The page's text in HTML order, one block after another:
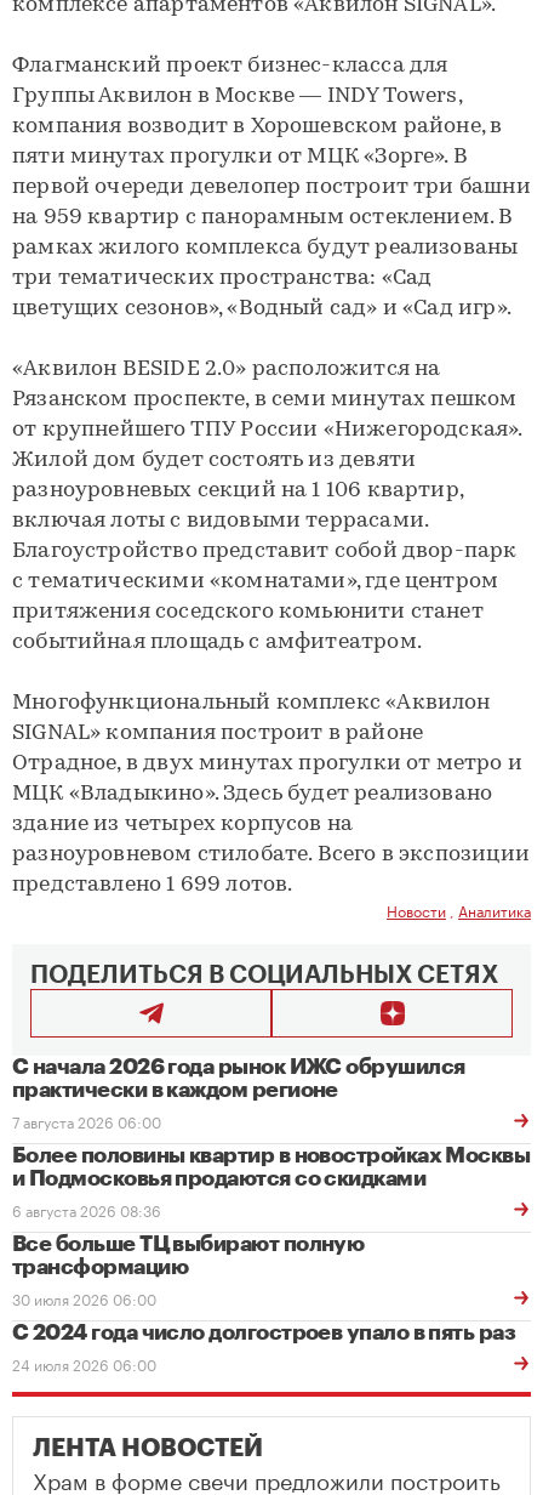
комплексе апартаментов «Аквилон SIGNAL».
Флагманский проект бизнес-класса для
Группы Аквилон в Москве — INDY Towers,
компания возводит в Хорошевском районе, в
пяти минутах прогулки от МЦК «Зорге». В
первой очереди девелопер построит три башни
на 959 квартир с панорамным остеклением. В
рамках жилого комплекса будут реализованы
три тематических пространства: «Сад
цветущих сезонов», «Водный сад» и «Сад игр».
«Аквилон BESIDE 2.0» расположится на
Рязанском проспекте, в семи минутах пешком
от крупнейшего ТПУ России «Нижегородская».
Жилой дом будет состоять из девяти
разноуровневых секций на 1 106 квартир,
включая лоты с видовыми террасами.
Благоустройство представит собой двор-парк
с тематическими «комнатами», где центром
притяжения соседского комьюнити станет
событийная площадь с амфитеатром.
Многофункциональный комплекс «Аквилон
SIGNAL» компания построит в районе
Отрадное, в двух минутах прогулки от метро и
МЦК «Владыкино». Здесь будет реализовано
здание из четырех корпусов на
разноуровневом стилобате. Всего в экспозиции
представлено 1 699 лотов.
Новости Аналитика
ПОДЕЛИТЬСЯ В СОЦИАЛЬНЫХ СЕТЯХ
С начала 2026 года рынок ИЖС обрушился
практически в каждом регионе
7 августа 2026 06:00
Более половины квартир в новостройках Москвы
и Подмосковья продаются со скидками
6 августа 2026 08:36
Все больше ТЦ выбирают полную
трансформацию
30 июля 2026 06:00
С 2024 года число долгостроев упало в пять раз
24 июля 2026 06:00
ЛЕНТА НОВОСТЕЙ
Храм в форме свечи предложили построить